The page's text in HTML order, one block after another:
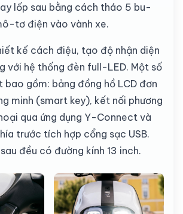
lốp sau bằng cách tháo 5 bu-
tơ điện vào vành xe.
kế cách điệu, tạo độ nhận diện
với hệ thống đèn full-LED. Một số
bao gồm: bảng đồng hồ LCD đơn
minh (smart key), kết nối phương
qua ứng dụng Y-Connect và
trước tích hợp cổng sạc USB.
đều có đường kính 13 inch.